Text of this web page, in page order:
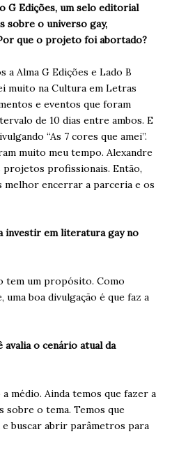
G Edições, um selo editorial
sobre o universo gay,
que o projeto foi abortado?
a Alma G Edições e Lado B
muito na Cultura em Letras
e eventos que foram
de 10 dias entre ambos. E
“As 7 cores que amei”.
muito meu tempo. Alexandre
profissionais. Então,
melhor encerrar a parceria e os
investir em literatura gay no
tem um propósito. Como
boa divulgação é que faz a
avalia o cenário atual da
médio. Ainda temos que fazer a
sobre o tema. Temos que
buscar abrir parâmetros para